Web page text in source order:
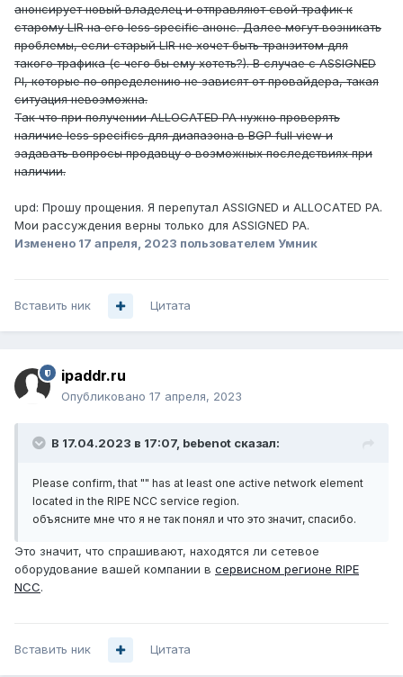
анонсирует новый владелец и отправляют свой трафик к
старому LIR на его less specific анонс. Далее могут возникать
проблемы, если старый LIR не хочет быть транзитом для
такого трафика (с чего бы ему хотеть?). В случае с ASSIGNED
PI, которые по определению не зависят от провайдера, такая
ситуация невозможна.
Так что при получении ALLOCATED PA нужно проверять
наличие less specifics для диапазона в BGP full view и
задавать вопросы продавцу о возможных последствиях при
наличии.
upd: Прошу прощения. Я перепутал ASSIGNED и ALLOCATED PA.
Мои рассуждения верны только для ASSIGNED PA.
Изменено 17 апреля, 2023 пользователем Умник
Вставить ник Цитата
ipaddr.ru
Опубликовано 17 апреля, 2023
В 17.04.2023 в 17:07, bebenot сказал:
Please confirm, that "" has at least one active network element
located in the RIPE NCC service region.
объясните мне что я не так понял и что это значит, спасибо.
Это значит, что спрашивают, находятся ли сетевое
оборудование вашей компании в сервисном регионе RIPE
NCC.
Вставить ник Цитата